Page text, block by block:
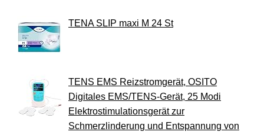
TENA SLIP maxi M 24 St
TENS EMS Reizstromgerät, OSITO
Digitales EMS/TENS-Gerät, 25 Modi
Elektrostimulationsgerät zur
Schmerzlinderung und Entspannung von